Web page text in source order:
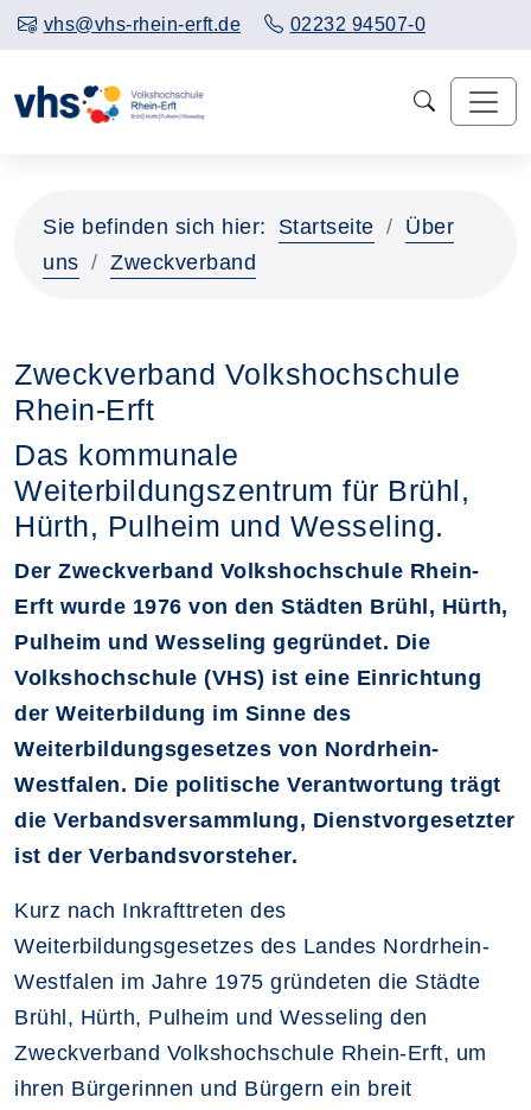
vhs@vhs-rhein-erft.de 02232 94507-0
Sie befinden sich hier: Startseite
Über
uns
Zweckverband
Zweckverband Volkshochschule
Rhein-Erft
Das kommunale
Weiterbildungszentrum für Brühl,
Hürth, Pulheim und Wesseling.
Der Zweckverband Volkshochschule Rhein-
Erft wurde 1976 von den Städten Brühl, Hürth,
Pulheim und Wesseling gegründet. Die
Volkshochschule (VHS) ist eine Einrichtung
der Weiterbildung im Sinne des
Weiterbildungsgesetzes von Nordrhein-
Westfalen. Die politische Verantwortung trägt
die Verbandsversammlung, Dienstvorgesetzter
ist der Verbandsvorsteher.
Kurz nach Inkrafttreten des
Weiterbildungsgesetzes des Landes Nordrhein-
Westfalen im Jahre 1975 gründeten die Städte
Brühl, Hürth, Pulheim und Wesseling den
Zweckverband Volkshochschule Rhein-Erft, um
ihren Bürgerinnen und Bürgern ein breit